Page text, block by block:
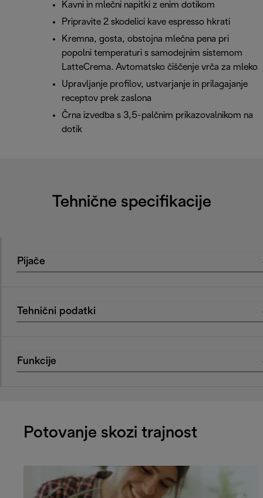
Kavni in mlečni napitki z enim dotikom
Pripravite 2 skodelici kave espresso hkrati
Kremna, gosta, obstojna mlečna pena pri
popolni temperaturi s samodejnim sistemom
LatteCrema. Avtomatsko čiščenje vrča za mleko
Upravljanje profilov, ustvarjanje in prilagajanje
receptov prek zaslona
Črna izvedba s 3,5-palčnim prikazovalnikom na
dotik
Tehnične specifikacije
Pijače
Tehnični podatki
Funkcije
Potovanje skozi trajnost